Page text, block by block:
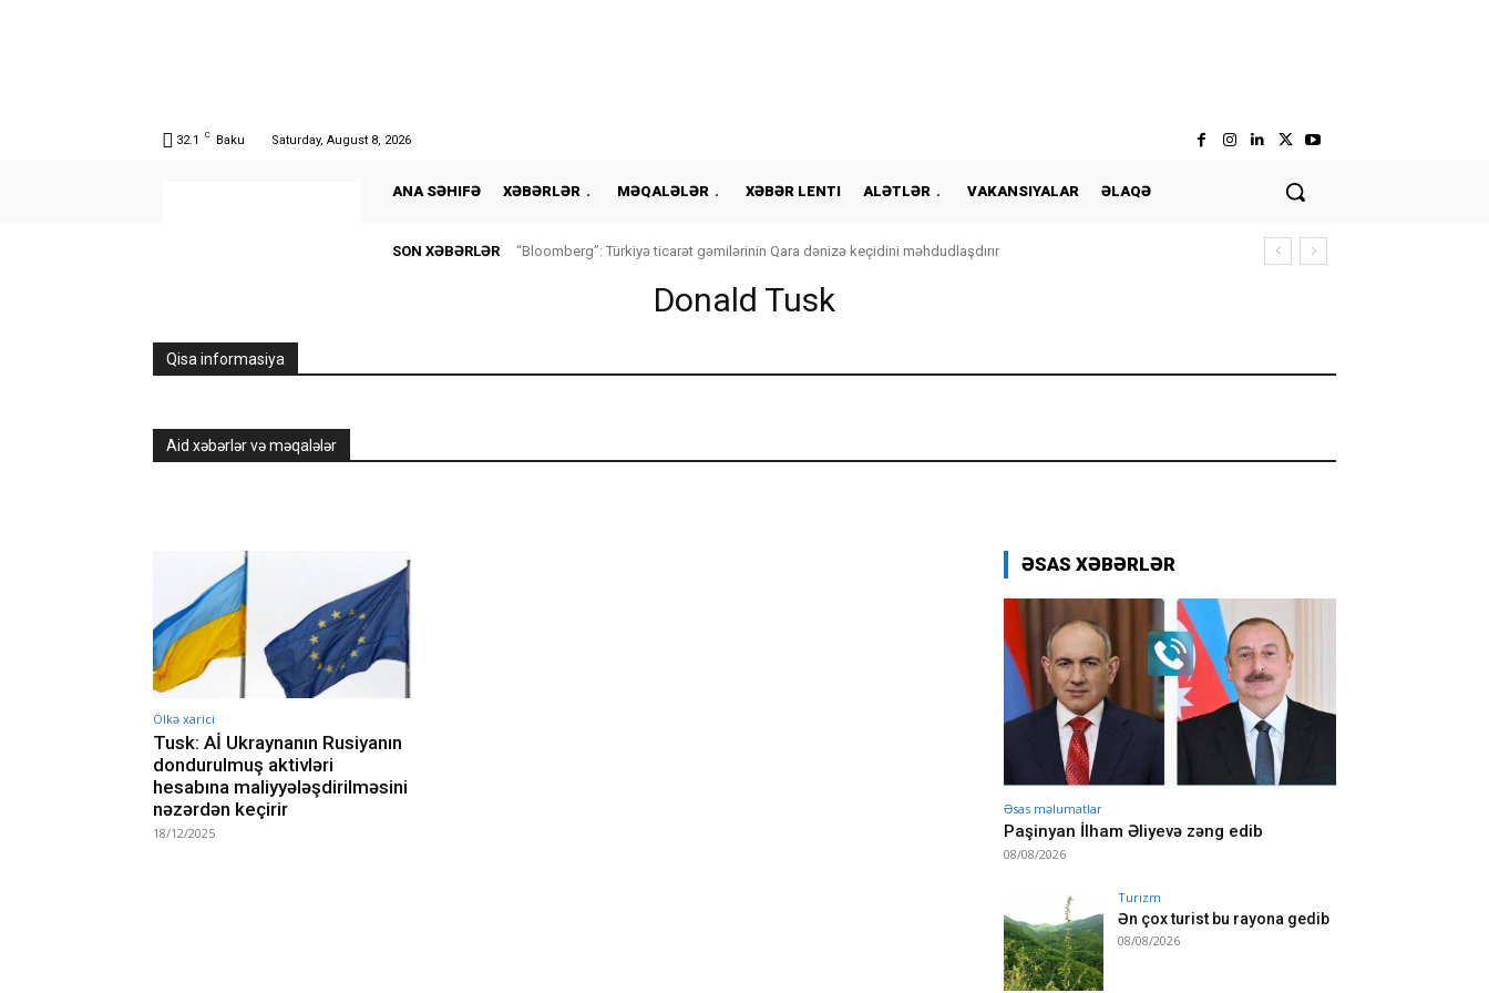
32.1 C Baku Saturday, August 8, 2026
ANA SƏHIFƏ XƏBƏRLƏR MƏQALƏLƏR XƏBƏR LENTI ALƏTLƏR VAKANSIYALAR ƏLAQƏ
SON XƏBƏRLƏR “Bloomberg”: Türkiyə ticarət gəmilərinin Qara dənizə keçidini məhdudlaşdırır
Donald Tusk
Qisa informasiya
Aid xəbərlər və məqalələr
Ölkə xarici
Tusk: Aİ Ukraynanın Rusiyanın
dondurulmuş aktivləri
hesabına maliyyələşdirilməsini
nəzərdən keçirir
18/12/2025
ƏSAS XƏBƏRLƏR
Əsas məlumatlar
Paşinyan İlham Əliyevə zəng edib
08/08/2026
Turizm
Ən çox turist bu rayona gedib
08/08/2026